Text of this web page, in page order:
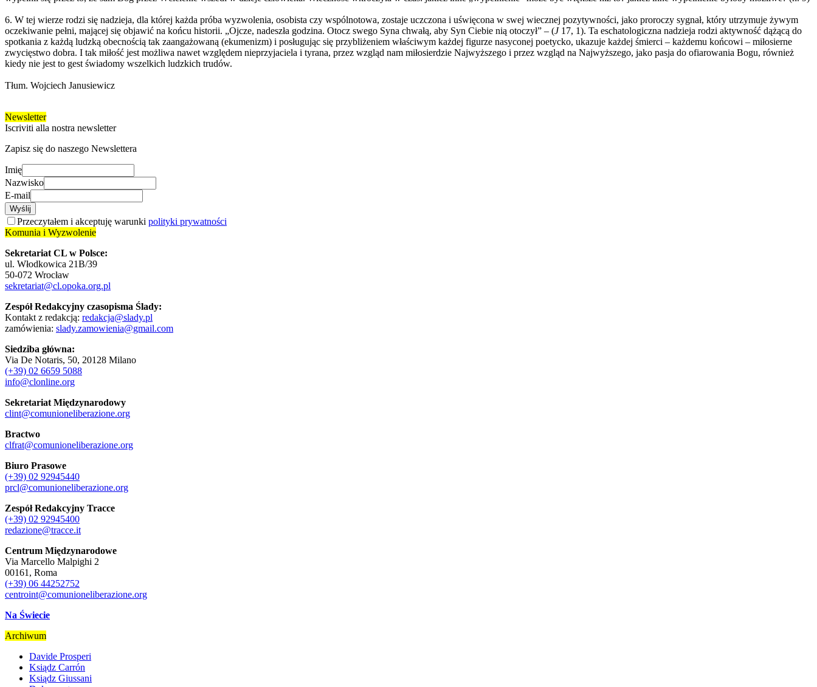
6. W tej wierze rodzi się nadzieja, dla której każda próba wyzwolenia, osobista czy wspólnotowa, zostaje uczczona i uświęcona w swej wiecznej pozytywności, jako proroczy sygnał, który utrzymuje żywym
oczekiwanie pełni, mającej się objawić na końcu historii. „Ojcze, nadeszła godzina. Otocz swego Syna chwałą, aby Syn Ciebie nią otoczył” – (J17, 1). Ta eschatologiczna nadzieja rodzi aktywność dążącą do
spotkania z każdą ludzką obecnością tak zaangażowaną (ekumenizm) i posługując się przybliżeniem właściwym każdej figurze nasyconej poetycko, ukazuje każdej śmierci – każdemu końcowi – miłosierne
zwycięstwo dobra. I tak miłość jest możliwa nawet względem nieprzyjaciela i tyrana, przez wzgląd nam miłosierdzie Najwyższego i przez wzgląd na Najwyższego, jako pasja do ofiarowania Bogu, również
kiedy nie jest to gest świadomy wszelkich ludzkich trudów.
Tłum. Wojciech Janusiewicz
Newsletter
Iscriviti alla nostra newsletter
Zapisz się do naszego Newslettera
Imię
Nazwisko
E-mail
Wyślij
Przeczytałem i akceptuję warunki polityki prywatności
Komunia i Wyzwolenie
Sekretariat CL w Polsce:
ul. Włodkowica 21B/39
50-072 Wrocław
sekretariat@cl.opoka.org.pl
Zespół Redakcyjny czasopisma Ślady:
Kontakt z redakcją: redakcja@slady.pl
zamówienia: slady.zamowienia@gmail.com
Siedziba główna:
Via De Notaris, 50, 20128 Milano
(+39) 02 6659 5088
info@clonline.org
Sekretariat Międzynarodowy
clint@comunioneliberazione.org
Bractwo
clfrat@comunioneliberazione.org
Biuro Prasowe
(+39) 02 92945440
prcl@comunioneliberazione.org
Zespół Redakcyjny Tracce
(+39) 02 92945400
redazione@tracce.it
Centrum Międzynarodowe
Via Marcello Malpighi 2
00161, Roma
(+39) 06 44252752
centroint@comunioneliberazione.org
Na Świecie
Archiwum
Davide Prosperi
Ksiądz Carrón
Ksiądz Giussani